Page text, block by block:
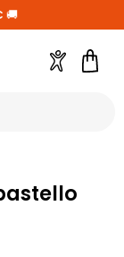
🚚
Account